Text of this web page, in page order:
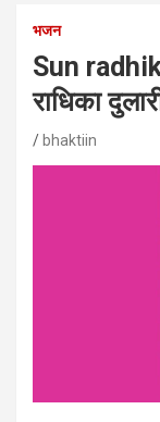
भजन
Sun
राधिका
bhaktiin